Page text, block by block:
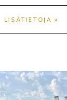
LISÄTIETOJA »